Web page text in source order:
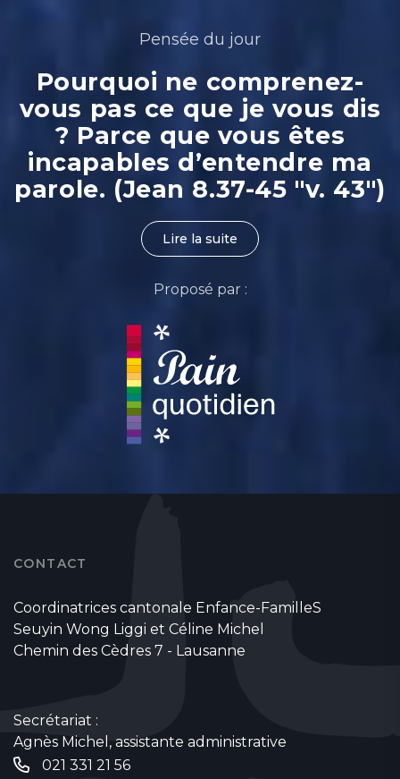
Pensée du jour
Pourquoi ne comprenez-
vous pas ce que je vous dis
? Parce que vous êtes
incapables d’entendre ma
parole. (Jean 8.37-45 "v. 43")
Lire la suite
Proposé par :
CONTACT
Coordinatrices cantonale Enfance-FamilleS
Seuyin Wong Liggi et Céline Michel
Chemin des Cèdres 7 - Lausanne
Secrétariat :
Agnès Michel, assistante administrative
021 331 21 56